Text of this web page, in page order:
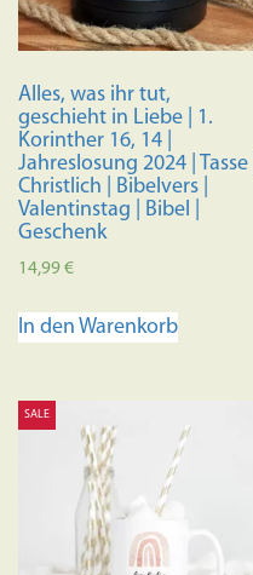
Alles, was ihr tut,
geschieht in Liebe | 1.
Korinther 16, 14 |
Jahreslosung 2024 | Tasse |
Christlich | Bibelvers |
Valentinstag | Bibel |
Geschenk
14,99€
In den Warenkorb
SALE